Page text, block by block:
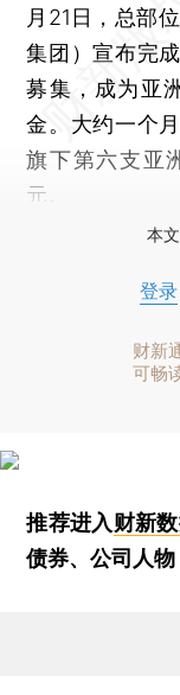
月21日，总部
集团）宣布完
募集，成为亚
金。大约一个
旗下第六支亚
元。
本
登录
财新
可畅
推荐进入财新
债券、公司人物